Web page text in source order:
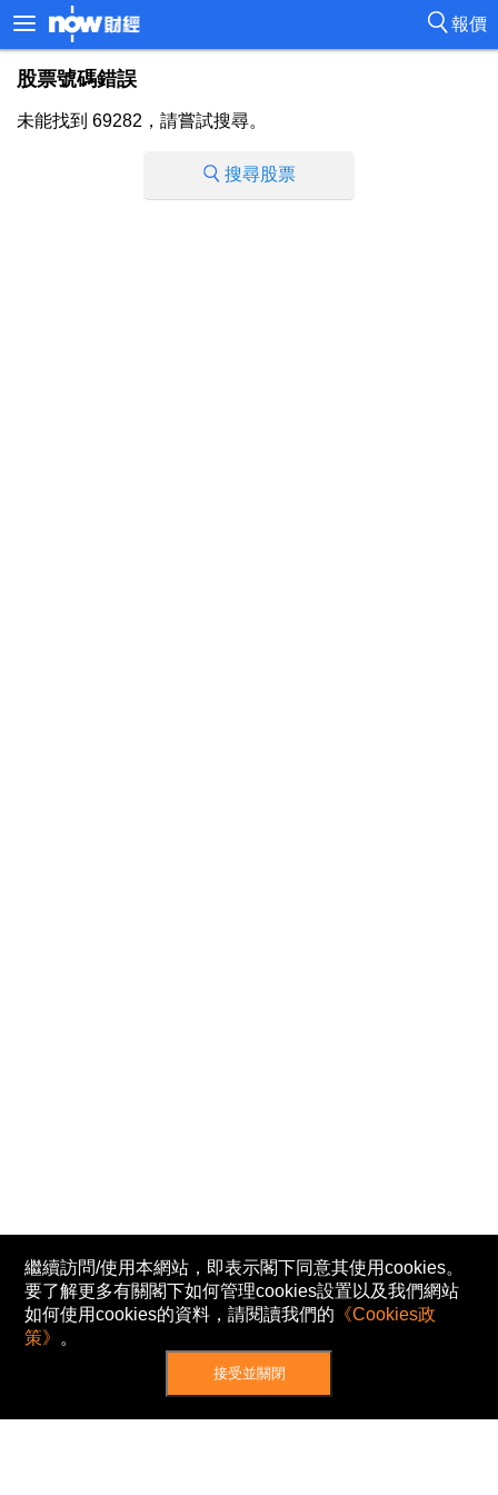
報價
股票號碼錯誤
未能找到 69282，請嘗試搜尋。
搜尋股票
繼續訪問/使用本網站，即表示閣下同意其使用cookies。
要了解更多有關閣下如何管理cookies設置以及我們網站
如何使用cookies的資料，請閱讀我們的 《Cookies政
策》 。
接受並關閉